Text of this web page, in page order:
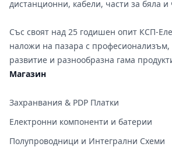
дистанционни, кабели, части за бяла и
Със своят над 25 годишен опит КСП-
наложи на пазара с професионализъм,
развитие и разнообразна гама
Магазин
Захранвания & PDP Платки
Електронни компоненти и батерии
Полупроводници и Интегрални Схеми